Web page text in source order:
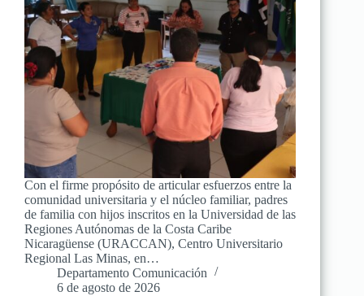
Con el firme propósito de articular esfuerzos entre la
comunidad universitaria y el núcleo familiar, padres
de familia con hijos inscritos en la Universidad de las
Regiones Autónomas de la Costa Caribe
Nicaragüense (URACCAN), Centro Universitario
Regional Las Minas, en…
Departamento Comunicación
6 de agosto de 2026